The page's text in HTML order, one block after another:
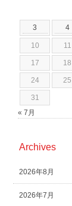
3 4
10 11
17 18
24 25
31
« 7月
Archives
2026年8月
2026年7月